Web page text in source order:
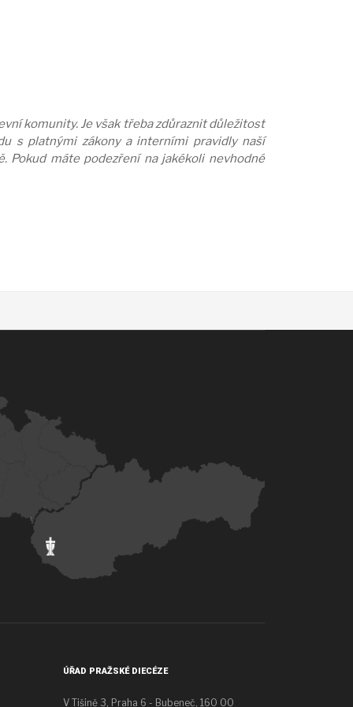
komunity. Je však třeba zdůraznit důležitost
s platnými zákony a interními pravidly naší
Pokud máte podezření na jakékoli nevhodné
ÚŘAD PRAŽSKÉ DIECÉZE
V Tišině 3, Praha 6 - Bubeneč, 160 00